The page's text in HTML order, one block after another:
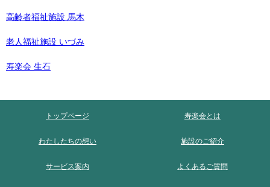
高齢者福祉施設 馬木
老人福祉施設 いづみ
寿楽会 生石
トップページ 寿楽会とは
わたしたちの想い 施設のご紹介
サービス案内 よくあるご質問